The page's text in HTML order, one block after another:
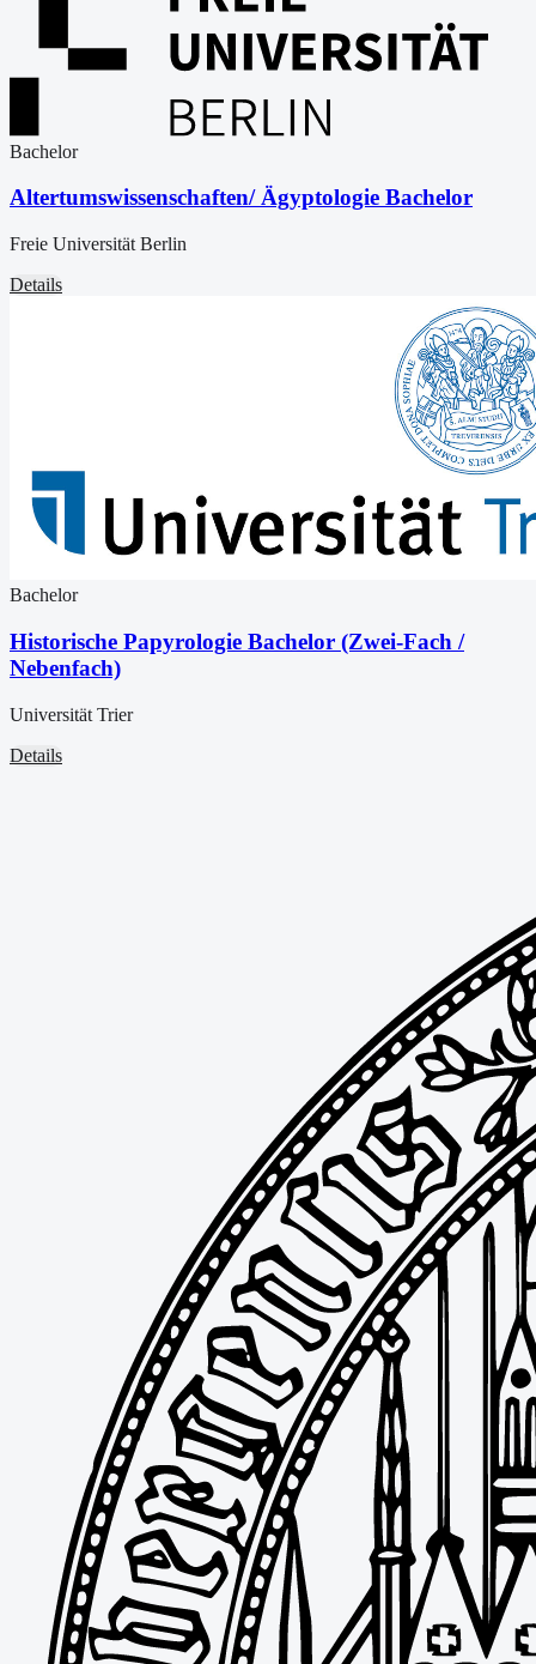
Bachelor
Altertumswissenschaften/ Ägyptologie Bachelor
Freie Universität Berlin
Details
Bachelor
Historische Papyrologie Bachelor (Zwei-Fach /
Nebenfach)
Universität Trier
Details